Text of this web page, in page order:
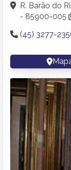
R. Barão do
- 85900-005
(45) 3277-